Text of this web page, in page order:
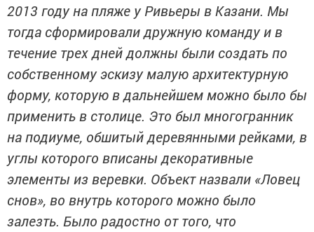
2013 году на пляже у Ривьеры в Казани. Мы
тогда сформировали дружную команду и в
течение трех дней должны были создать по
собственному эскизу малую архитектурную
форму, которую в дальнейшем можно было бы
применить в столице. Это был многогранник
на подиуме, обшитый деревянными рейками, в
углы которого вписаны декоративные
элементы из веревки. Объект назвали «Ловец
снов», во внутрь которого можно было
залезть. Было радостно от того, что